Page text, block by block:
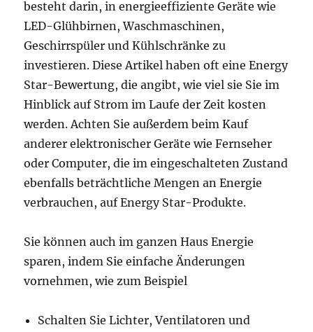
besteht darin, in energieeffiziente Geräte wie
LED-Glühbirnen, Waschmaschinen,
Geschirrspüler und Kühlschränke zu
investieren. Diese Artikel haben oft eine Energy
Star-Bewertung, die angibt, wie viel sie Sie im
Hinblick auf Strom im Laufe der Zeit kosten
werden. Achten Sie außerdem beim Kauf
anderer elektronischer Geräte wie Fernseher
oder Computer, die im eingeschalteten Zustand
ebenfalls beträchtliche Mengen an Energie
verbrauchen, auf Energy Star-Produkte.
Sie können auch im ganzen Haus Energie
sparen, indem Sie einfache Änderungen
vornehmen, wie zum Beispiel
Schalten Sie Lichter, Ventilatoren und